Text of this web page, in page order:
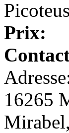
Prix:
16265